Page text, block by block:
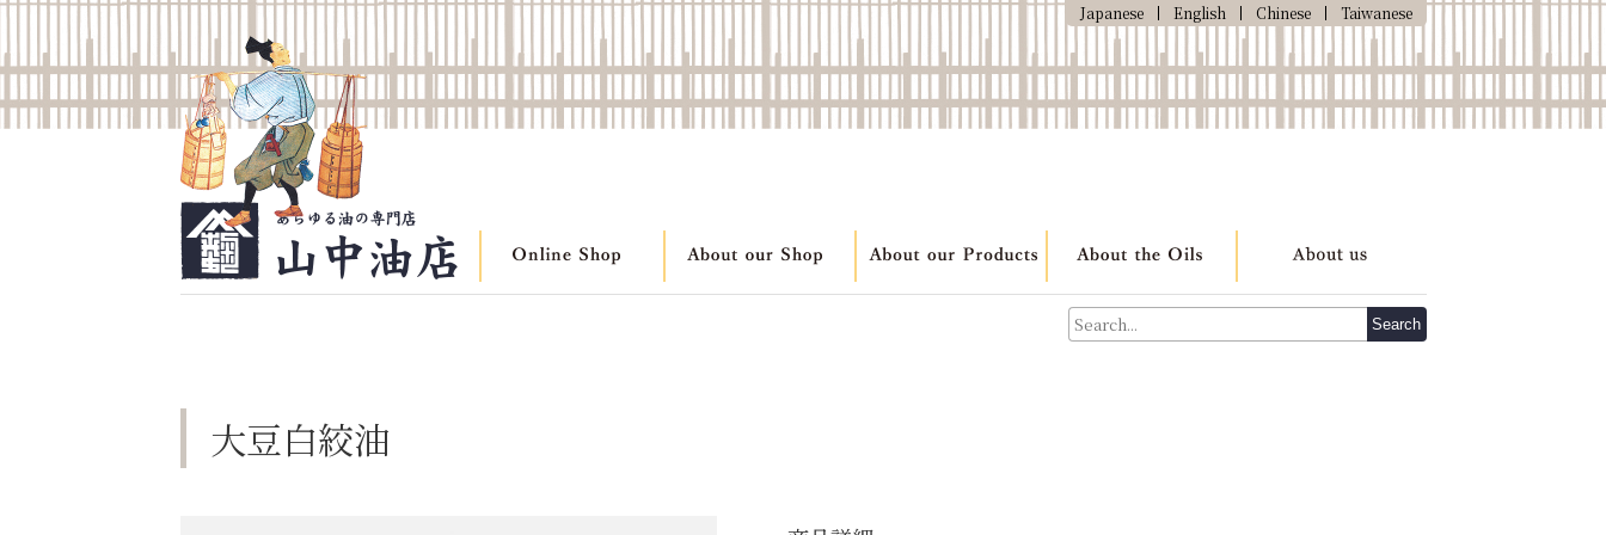
Japanese English Chinese Taiwanese
Search
大豆白絞油